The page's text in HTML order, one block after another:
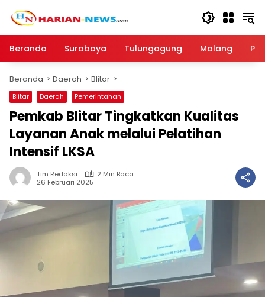
Beranda
Surabaya Tulungagung Malang
Beranda Daerah Blitar
Blitar Daerah Pemerintahan
Pemkab Blitar Tingkatkan Kualitas
Layanan Anak melalui Pelatihan
Intensif LKSA
Tim Redaksi
2 Min Baca
26 Februari 2025